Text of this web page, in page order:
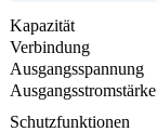
Kapazität
Verbindung
Ausgangsspannung
Ausgangsstromstärke
Schutzfunktionen